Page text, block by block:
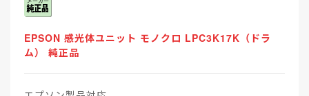
EPSON 感光体ユニット モノクロ LPC3K17K（ドラ
ム） 純正品